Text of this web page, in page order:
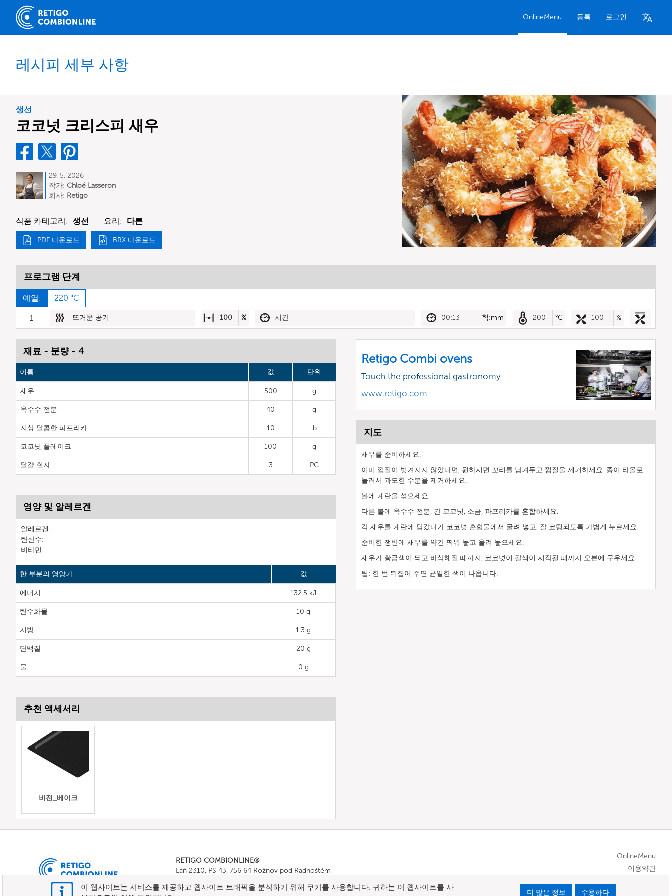
OnlineMenu 등록 로그인
레시피 세부 사항
생선
코코넛 크리스피 새우
29. 5. 2026
작가: Chloé Lasseron
회사: Retigo
식품 카테고리: 생선 요리: 다른
PDF 다운로드 BRX 다운로드
프로그램 단계
예열: 220 °C
1 뜨거운 공기 100 % 시간 00:13 헉:mm 200 °C 100 %
재료 - 분량 - 4
이름 값 단위
새우 500 g
옥수수 전분 40 g
지상 달콤한 파프리카 10 lb
코코넛 플레이크 100 g
달걀 흰자 3 PC
영양 및 알레르겐
알레르겐:
탄산수:
비타민:
한 부분의 영양가 값
에너지 132.5 kJ
탄수화물 10 g
지방 1.3 g
단백질 20 g
물 0 g
Retigo Combi ovens
Touch the professional gastronomy
www.retigo.com
지도
새우를 준비하세요.
이미 껍질이 벗겨지지 않았다면, 원하시면 꼬리를 남겨두고 껍질을 제거하세요. 종이 타올로
눌러서 과도한 수분을 제거하세요.
볼에 계란을 섞으세요.
다른 볼에 옥수수 전분, 간 코코넛, 소금, 파프리카를 혼합하세요.
각 새우를 계란에 담갔다가 코코넛 혼합물에서 굴려 넣고, 잘 코팅되도록 가볍게 누르세요.
준비한 쟁반에 새우를 약간 띄워 놓고 올려 놓으세요.
새우가 황금색이 되고 바삭해질 때까지, 코코넛이 갈색이 시작될 때까지 오븐에 구우세요.
팁: 한 번 뒤집어 주면 균일한 색이 나옵니다.
추천 액세서리
비전_베이크
RETIGO COMBIONLINE®
Láň 2310, PS 43, 756 64 Rožnov pod Radhoštěm
E-mail:info@combionline.com
OnlineMenu
이용약관
이 웹사이트는 서비스를 제공하고 웹사이트 트래픽을 분석하기 위해 쿠키를 사용합니다. 귀하는 이 웹사이트를 사
더 많은 정보 수용하다